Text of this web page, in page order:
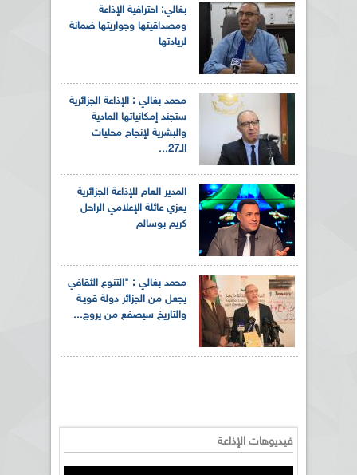
بغالي: احترافية الإذاعة
ومصداقيتها وجواريتها ضمانة
لريادتها
محمد بغالي : الإذاعة الجزائرية
ستجند إمكانياتها المادية
والبشرية لإنجاح محليات
الـ27...
المدير العام للإذاعة الجزائرية
يعزي عائلة الإعلامي الراحل
كريم بوسالم
محمد بغالي : "التنوع الثقافي
يجعل من الجزائر دولة قويـة
والتاريخ سيصفع من يروج...
فيديوهات الإذاعة